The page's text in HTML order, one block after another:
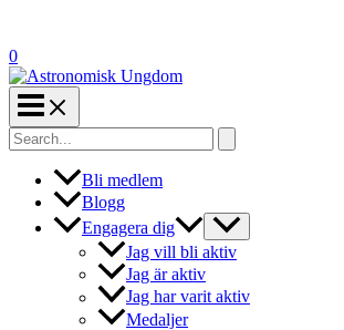
0
Search
for:
Bli medlem
Blogg
Engagera dig
Jag vill bli aktiv
Jag är aktiv
Jag har varit aktiv
Medaljer